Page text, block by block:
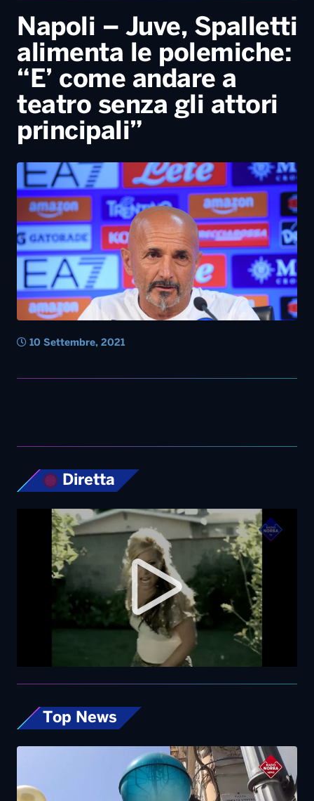
Napoli – Juve, Spalletti
alimenta le polemiche:
“E’ come andare a
teatro senza gli attori
principali”
10 Settembre, 2021
Diretta
Top News